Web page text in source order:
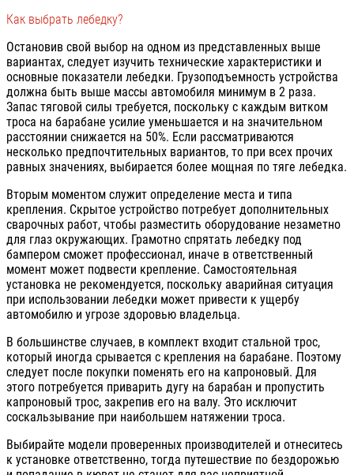
Как выбрать лебедку?
Остановив свой выбор на одном из представленных выше
вариантах, следует изучить технические характеристики и
основные показатели лебедки. Грузоподъемность устройства
должна быть выше массы автомобиля минимум в 2 раза.
Запас тяговой силы требуется, поскольку с каждым витком
троса на барабане усилие уменьшается и на значительном
расстоянии снижается на 50%. Если рассматриваются
несколько предпочтительных вариантов, то при всех прочих
равных значениях, выбирается более мощная по тяге лебедка.
Вторым моментом служит определение места и типа
крепления. Скрытое устройство потребует дополнительных
сварочных работ, чтобы разместить оборудование незаметно
для глаз окружающих. Грамотно спрятать лебедку под
бампером сможет профессионал, иначе в ответственный
момент может подвести крепление. Самостоятельная
установка не рекомендуется, поскольку аварийная ситуация
при использовании лебедки может привести к ущербу
автомобилю и угрозе здоровью владельца.
В большинстве случаев, в комплект входит стальной трос,
который иногда срывается с крепления на барабане. Поэтому
следует после покупки поменять его на капроновый. Для
этого потребуется приварить дугу на барабан и пропустить
капроновый трос, закрепив его на валу. Это исключит
соскальзывание при наибольшем натяжении троса.
Выбирайте модели проверенных производителей и отнеситесь
к установке ответственно, тогда путешествие по бездорожью